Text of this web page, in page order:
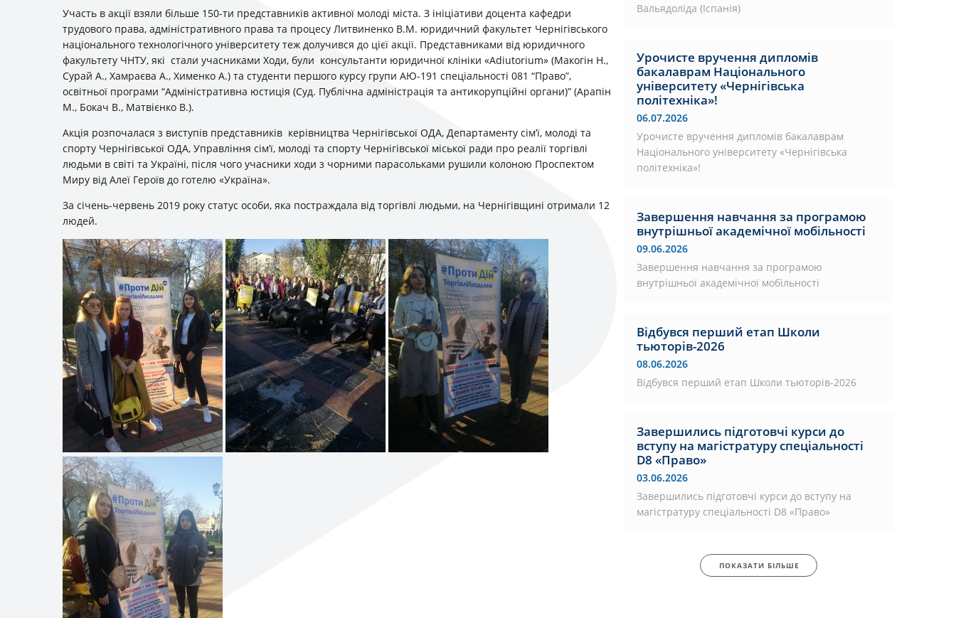
Участь в акції взяли більше 150-ти представників активної молоді міста. З ініціативи доцента кафедри
трудового права, адміністративного права та процесу Литвиненко В.М. юридичний факультет Чернігівського
національного технологічного університету теж долучився до цієї акції. Представниками від юридичного
факультету ЧНТУ, які стали учасниками Ходи, були консультанти юридичної клініки «Adiutorium» (Макогін Н.,
Сурай А., Хамраєва А., Хименко А.) та студенти першого курсу групи АЮ-191 спеціальності 081 “Право”,
освітньої програми “Адміністративна юстиція (Суд. Публічна адміністрація та антикорупційні органи)” (Арапін
М., Бокач В., Матвієнко В.).
Акція розпочалася з виступів представників керівництва Чернігівської ОДА, Департаменту сім’ї, молоді та
спорту Чернігівської ОДА, Управління сім’ї, молоді та спорту Чернігівської міської ради про реалії торгівлі
людьми в світі та Україні, після чого учасники ходи з чорними парасольками рушили колоною Проспектом
Миру від Алеї Героїв до готелю «Україна».
За січень-червень 2019 року статус особи, яка постраждала від торгівлі людьми, на Чернігівщині отримали 12
людей.
Вальядоліда (Іспанія)
Урочисте вручення дипломів
бакалаврам Національного
університету «Чернігівська
політехніка»!
06.07.2026
Урочисте вручення дипломів бакалаврам
Національного університету «Чернігівська
політехніка»!
Завершення навчання за програмою
внутрішньої академічної мобільності
09.06.2026
Завершення навчання за програмою
внутрішньої академічної мобільності
Відбувся перший етап Школи
тьюторів-2026
08.06.2026
Відбувся перший етап Школи тьюторів-2026
Завершились підготовчі курси до
вступу на магістратуру спеціальності
D8 «Право»
03.06.2026
Завершились підготовчі курси до вступу на
магістратуру спеціальності D8 «Право»
ПОКАЗАТИ БІЛЬШЕ